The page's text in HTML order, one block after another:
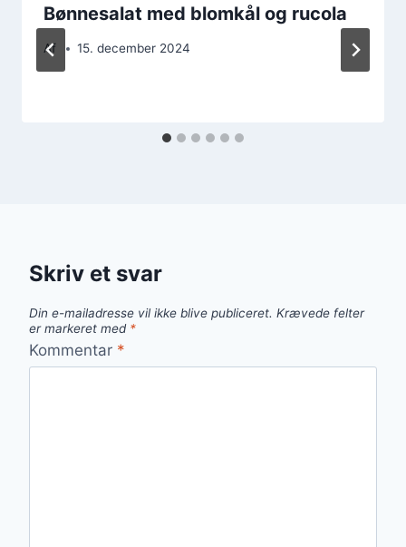
Bønnesalat med blomkål og rucola
Af 15. december 2024
Skriv et svar
Din e-mailadresse vil ikke blive publiceret. Krævede felter
er markeret med *
Kommentar *